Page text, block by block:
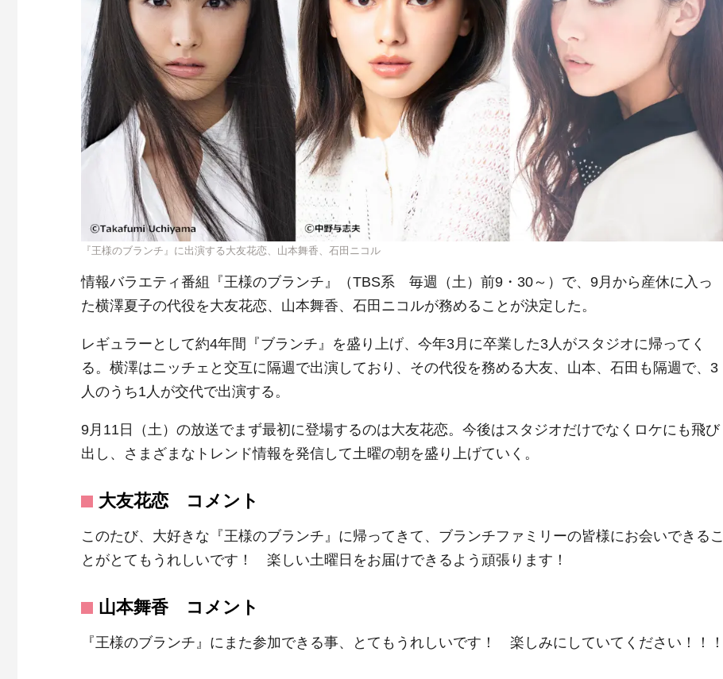
『王様のブランチ』に出演する大友花恋、山本舞香、石田ニコル
情報バラエティ番組『王様のブランチ』（TBS系 毎週（土）前9・30～）で、9月から産休に入っ
た横澤夏子の代役を大友花恋、山本舞香、石田ニコルが務めることが決定した。
レギュラーとして約4年間『ブランチ』を盛り上げ、今年3月に卒業した3人がスタジオに帰ってく
る。横澤はニッチェと交互に隔週で出演しており、その代役を務める大友、山本、石田も隔週で、3
人のうち1人が交代で出演する。
9月11日（土）の放送でまず最初に登場するのは大友花恋。今後はスタジオだけでなくロケにも飛び
出し、さまざまなトレンド情報を発信して土曜の朝を盛り上げていく。
大友花恋 コメント
このたび、大好きな『王様のブランチ』に帰ってきて、ブランチファミリーの皆様にお会いできるこ
とがとてもうれしいです！ 楽しい土曜日をお届けできるよう頑張ります！
山本舞香 コメント
『王様のブランチ』にまた参加できる事、とてもうれしいです！ 楽しみにしていてください！！！